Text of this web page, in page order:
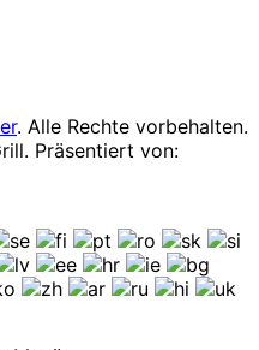
. Alle Rechte vorbehalten.
Präsentiert von: